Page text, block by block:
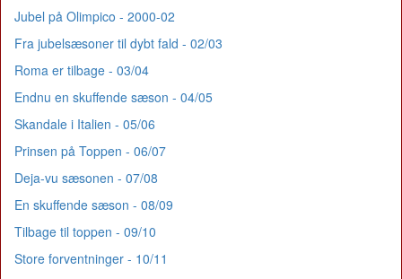
Jubel på Olimpico - 2000-02
Fra jubelsæsoner til dybt fald - 02/03
Roma er tilbage - 03/04
Endnu en skuffende sæson - 04/05
Skandale i Italien - 05/06
Prinsen på Toppen - 06/07
Deja-vu sæsonen - 07/08
En skuffende sæson - 08/09
Tilbage til toppen - 09/10
Store forventninger - 10/11